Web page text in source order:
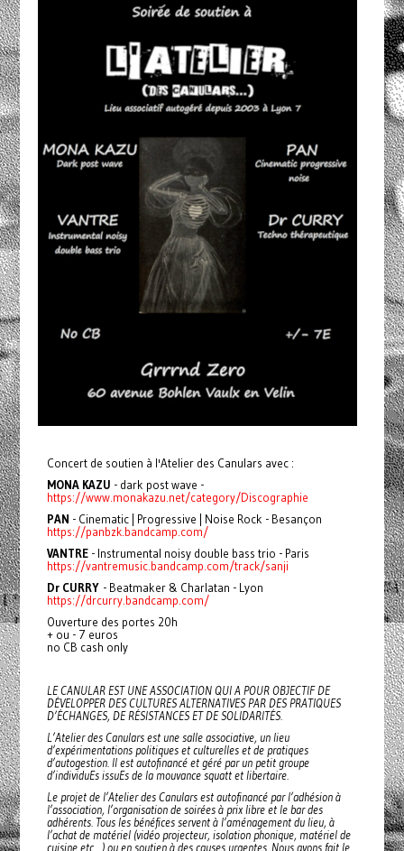
Concert de soutien à l'Atelier des Canulars avec :
MONA KAZU - dark post wave -
https://www.monakazu.net/category/Discographie
PAN - Cinematic | Progressive | Noise Rock - Besançon
https://panbzk.bandcamp.com/
VANTRE- Instrumental noisy double bass trio - Paris
https://vantremusic.bandcamp.com/track/sanji
Dr CURRY- Beatmaker & Charlatan - Lyon
https://drcurry.bandcamp.com/
Ouverture des portes 20h
+ ou - 7 euros
no CB cash only
LE CANULAR EST UNE ASSOCIATION QUI A POUR OBJECTIF DE
DÉVELOPPER DES CULTURES ALTERNATIVES PAR DES PRATIQUES
D’ÉCHANGES, DE RÉSISTANCES ET DE SOLIDARITÉS.
L’Atelier des Canulars est une salle associative, un lieu
d’expérimentations politiques et culturelles et de pratiques
d’autogestion. Il est autofinancé et géré par un petit groupe
d’individuEs issuEs de la mouvance squatt et libertaire.
Le projet de l’Atelier des Canulars est autofinancé par l’adhésion à
l’association, l’organisation de soirées à prix libre et le bar des
adhérents. Tous les bénéfices servent à l’aménagement du lieu, à
l’achat de matériel (vidéo projecteur, isolation phonique, matériel de
cuisine etc…) ou en soutien à des causes urgentes. Nous avons fait le